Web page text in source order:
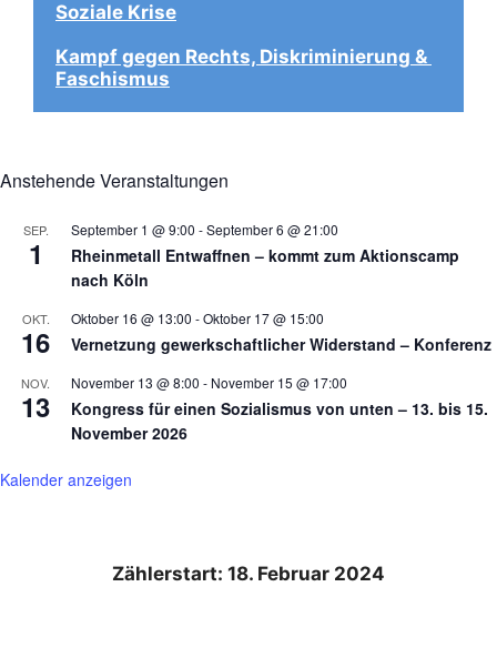
Soziale Krise
Kampf gegen Rechts, Diskriminierung &
Faschismus
Anstehende Veranstaltungen
SEP.
1
September 1 @ 9:00 -September 6 @ 21:00
Rheinmetall Entwaffnen – kommt zum Aktionscamp
nach Köln
OKT.
16
Oktober 16 @ 13:00 -Oktober 17 @ 15:00
Vernetzung gewerkschaftlicher Widerstand – Konferenz
NOV.
13
November 13 @ 8:00 - November 15 @ 17:00
Kongress für einen Sozialismus von unten – 13. bis 15.
November 2026
Kalender anzeigen
Zählerstart: 18. Februar 2024